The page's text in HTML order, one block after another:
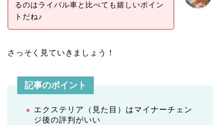
るのはライバル車と比べても嬉しいポイン
トだね♪
さっそく見ていきましょう！
記事のポイント
エクステリア（見た目）はマイナーチェン
ジ後の評判がいい